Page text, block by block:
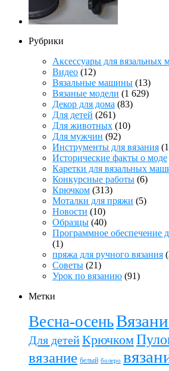
Рубрики
Аксессуары для вязальных
Видео (12)
Вязальные машины (13)
Вязаные модели (1 629)
Декор для дома (83)
Для детей (261)
Для животных (10)
Для мужчин (92)
Инструменты для вязания
Исторические факты о моде
Каретки для вязальных
Конкурсные работы (6)
Крючком (313)
Моталки для пряжи (5)
Новости (10)
Образцы (40)
Программное обеспечение
(1)
пряжа для ручного вязания
Советы (21)
Урок по вязанию (91)
Метки
Весна-осень
Для детейКрючком
вязание белый болеро